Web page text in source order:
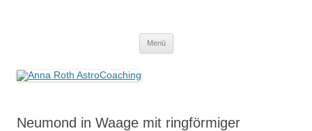
Menü
Neumond in Waage mit ringförmiger